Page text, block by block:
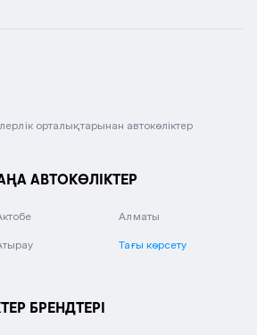
орталықтарынан автокөліктер
АВТОКӨЛІКТЕР
Алматы
Тағы көрсету
БРЕНДТЕРІ